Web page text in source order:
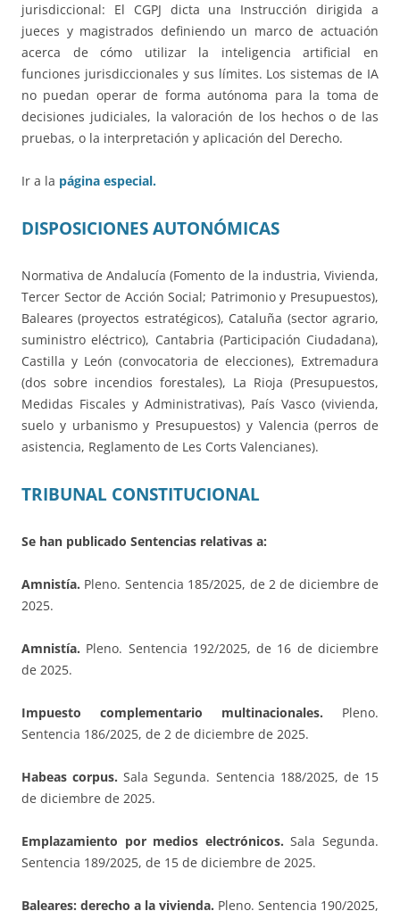
jurisdiccional: El CGPJ dicta una Instrucción dirigida a
jueces y magistrados definiendo un marco de actuación
acerca de cómo utilizar la inteligencia artificial en
funciones jurisdiccionales y sus límites. Los sistemas de IA
no puedan operar de forma autónoma para la toma de
decisiones judiciales, la valoración de los hechos o de las
pruebas, o la interpretación y aplicación del Derecho.
Ir a la página especial.
DISPOSICIONES AUTONÓMICAS
Normativa de Andalucía (Fomento de la industria, Vivienda,
Tercer Sector de Acción Social; Patrimonio y Presupuestos),
Baleares (proyectos estratégicos), Cataluña (sector agrario,
suministro eléctrico), Cantabria (Participación Ciudadana),
Castilla y León (convocatoria de elecciones), Extremadura
(dos sobre incendios forestales), La Rioja (Presupuestos,
Medidas Fiscales y Administrativas), País Vasco (vivienda,
suelo y urbanismo y Presupuestos) y Valencia (perros de
asistencia, Reglamento de Les Corts Valencianes).
TRIBUNAL CONSTITUCIONAL
Se han publicado Sentencias relativas a:
Amnistía. Pleno. Sentencia 185/2025, de 2 de diciembre de
2025.
Amnistía. Pleno. Sentencia 192/2025, de 16 de diciembre
de 2025.
Impuesto complementario multinacionales. Pleno.
Sentencia 186/2025, de 2 de diciembre de 2025.
Habeas corpus. Sala Segunda. Sentencia 188/2025, de 15
de diciembre de 2025.
Emplazamiento por medios electrónicos. Sala Segunda.
Sentencia 189/2025, de 15 de diciembre de 2025.
Baleares: derecho a la vivienda. Pleno. Sentencia 190/2025,